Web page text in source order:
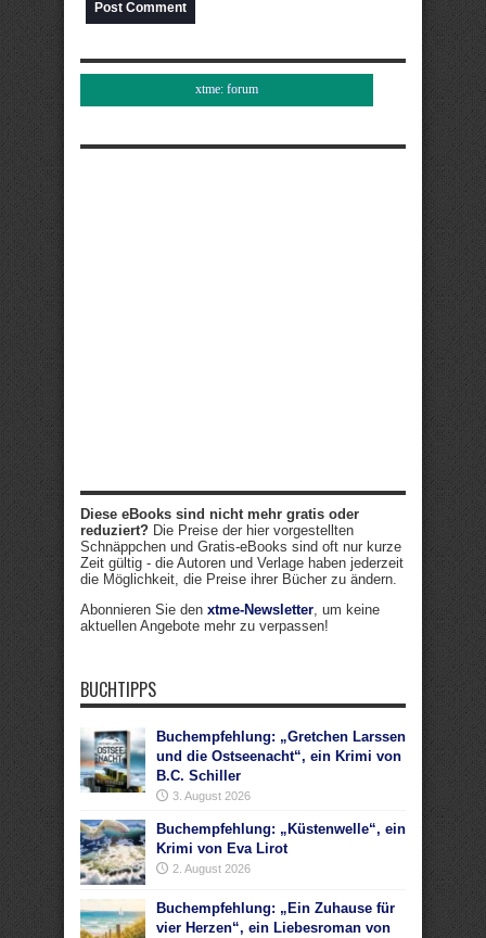
xtme: forum
Diese eBooks sind nicht mehr gratis oder
reduziert? Die Preise der hier vorgestellten
Schnäppchen und Gratis-eBooks sind oft nur kurze
Zeit gültig - die Autoren und Verlage haben jederzeit
die Möglichkeit, die Preise ihrer Bücher zu ändern.
Abonnieren Sie den xtme-Newsletter, um keine
aktuellen Angebote mehr zu verpassen!
BUCHTIPPS
Buchempfehlung: „Gretchen Larssen
und die Ostseenacht“, ein Krimi von
B.C. Schiller
3. August 2026
Buchempfehlung: „Küstenwelle“, ein
Krimi von Eva Lirot
2. August 2026
Buchempfehlung: „Ein Zuhause für
vier Herzen“, ein Liebesroman von